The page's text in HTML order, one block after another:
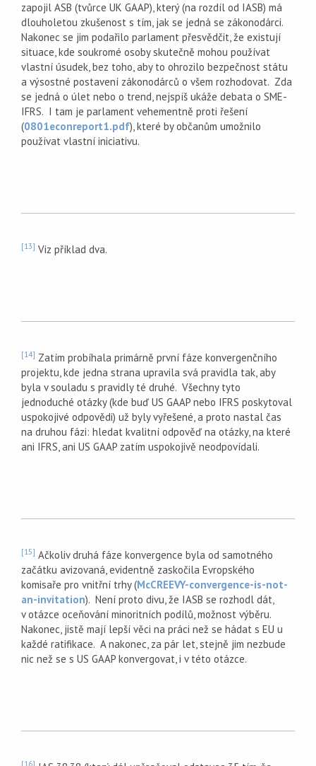
zapojil ASB (tvůrce UK GAAP), který (na rozdíl od IASB) má
dlouholetou zkušenost s tím, jak se jedná se zákonodárci.
Nakonec se jim podařilo parlament přesvědčit, že existují
situace, kde soukromé osoby skutečně mohou používat
vlastní úsudek, bez toho, aby to ohrozilo bezpečnost státu
a výsostné postavení zákonodárců o všem rozhodovat. Zda
se jedná o úlet nebo o trend, nejspíš ukáže debata o SME-
IFRS. I tam je parlament vehementně proti řešení
(0801econreport1.pdf), které by občanům umožnilo
používat vlastní iniciativu.
[13] Viz příklad dva.
[14] Zatím probíhala primárně první fáze konvergenčního
projektu, kde jedna strana upravila svá pravidla tak, aby
byla v souladu s pravidly té druhé. Všechny tyto
jednoduché otázky (kde buď US GAAP nebo IFRS poskytoval
uspokojivé odpovědi) už byly vyřešené, a proto nastal čas
na druhou fázi: hledat kvalitní odpověď na otázky, na které
ani IFRS, ani US GAAP zatím uspokojivě neodpovídali.
[15] Ačkoliv druhá fáze konvergence byla od samotného
začátku avizovaná, evidentně zaskočila Evropského
komisaře pro vnitřní trhy (McCREEVY-convergence-is-not-
an-invitation). Není proto divu, že IASB se rozhodl dát,
v otázce oceňování minoritních podílů, možnost výběru.
Nakonec, jistě mají lepší věci na práci než se hádat s EU u
každé ratifikace. A nakonec, za pár let, stejně jim nezbude
nic než se s US GAAP konvergovat, i v této otázce.